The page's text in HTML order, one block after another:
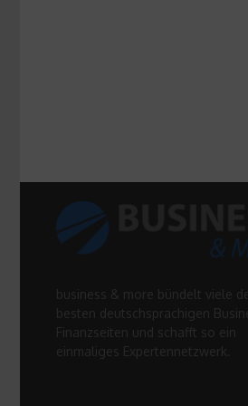
business & more bündelt viele
besten deutschsprachigen
Finanzseiten und schafft so ein
einmaliges Expertennetzwerk.